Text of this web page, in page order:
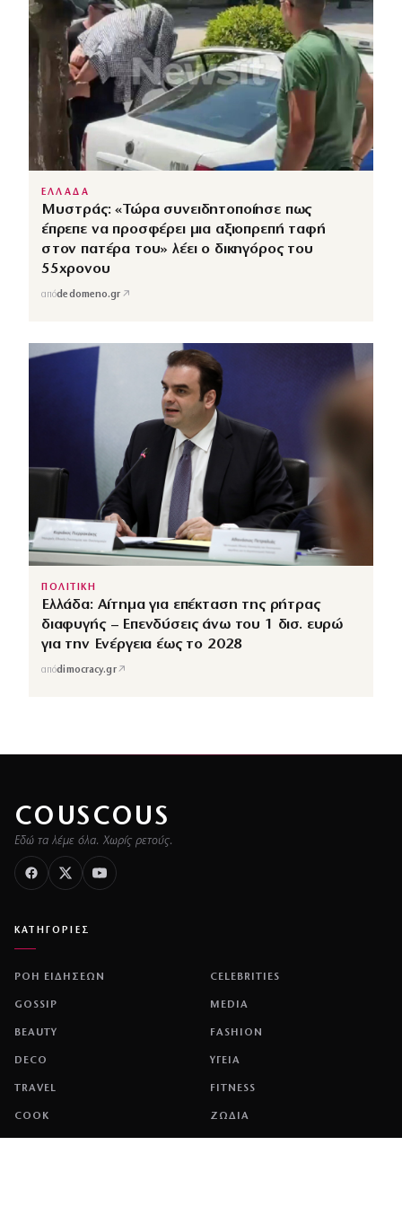
ΕΛΛΑΔΑ
Μυστράς: «Τώρα συνειδητοποίησε πως
έπρεπε να προσφέρει μια αξιοπρεπή ταφή
στον πατέρα του» λέει ο δικηγόρος του
55χρονου
απόdedomeno.gr ↗
ΠΟΛΙΤΙΚΗ
Ελλάδα: Αίτημα για επέκταση της ρήτρας
διαφυγής – Επενδύσεις άνω του 1 δισ. ευρώ
για την Ενέργεια έως το 2028
απόdimocracy.gr↗
COUSCOUS
Εδώ τα λέμε όλα. Χωρίς ρετούς.
ΚΑΤΗΓΟΡΙΕΣ
ΡΟΗ ΕΙΔΗΣΕΩΝ CELEBRITIES
GOSSIP MEDIA
BEAUTY FASHION
DECO ΥΓΕΙΑ
TRAVEL FITNESS
COOK ΖΩΔΙΑ